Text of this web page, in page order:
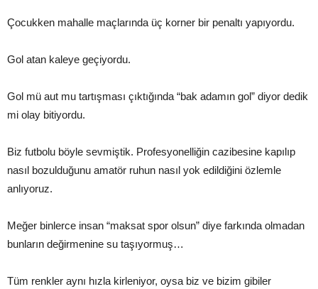
Çocukken mahalle maçlarında üç korner bir penaltı yapıyordu.
Gol atan kaleye geçiyordu.
Gol mü aut mu tartışması çıktığında “bak adamın gol” diyor dedik
mi olay bitiyordu.
Biz futbolu böyle sevmiştik. Profesyonelliğin cazibesine kapılıp
nasıl bozulduğunu amatör ruhun nasıl yok edildiğini özlemle
anlıyoruz.
Meğer binlerce insan “maksat spor olsun” diye farkında olmadan
bunların değirmenine su taşıyormuş…
Tüm renkler aynı hızla kirleniyor, oysa biz ve bizim gibiler